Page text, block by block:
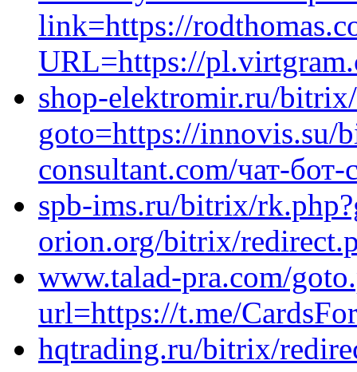
link=https://
URL=https://
shop-elektromir.ru/
goto=https://innovis.su/
consultant.com/чат-бот-
spb-ims.ru/bitrix/
orion.org/bitrix/
www.talad-pra.com/
url=https://t.me/
hqtrading.ru/bitrix/